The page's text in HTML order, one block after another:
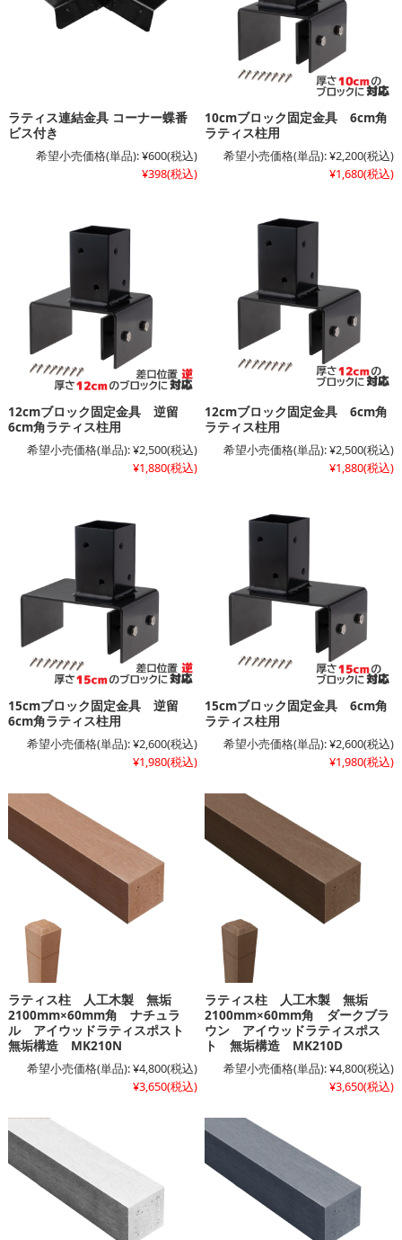
ラティス連結金具 コーナー蝶番
ビス付き
希望小売価格(単品):¥600(税込)
¥398(税込)
10cmブロック固定金具 6cm角
ラティス柱用
希望小売価格(単品):¥2,200(税込)
¥1,680(税込)
12cmブロック固定金具 逆留
6cm角ラティス柱用
希望小売価格(単品):¥2,500(税込)
¥1,880(税込)
12cmブロック固定金具 6cm角
ラティス柱用
希望小売価格(単品):¥2,500(税込)
¥1,880(税込)
15cmブロック固定金具 逆留
6cm角ラティス柱用
希望小売価格(単品):¥2,600(税込)
¥1,980(税込)
15cmブロック固定金具 6cm角
ラティス柱用
希望小売価格(単品):¥2,600(税込)
¥1,980(税込)
ラティス柱 人工木製 無垢
2100mm×60mm角 ナチュラ
ル アイウッドラティスポスト
無垢構造 MK210N
希望小売価格(単品):¥4,800(税込)
¥3,650(税込)
ラティス柱 人工木製 無垢
2100mm×60mm角 ダークブラ
ウン アイウッドラティスポス
ト 無垢構造 MK210D
希望小売価格(単品):¥4,800(税込)
¥3,650(税込)